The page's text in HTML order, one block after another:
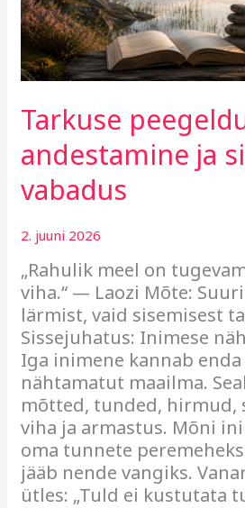
Tarkuse
andestamine ja
vabadus
2. juuni 2026
„Rahulik meel on
viha.“ — Laozi Mõte:
lärmist, vaid sisemisest
Sissejuhatus: Inimese
Iga inimene kannab enda
nähtamatut maailma.
mõtted, tunded, hirmud,
viha ja armastus. Mõni
oma tunnete
jääb nende vangiks.
ütles: „Tuld ei kustutata
vabadus